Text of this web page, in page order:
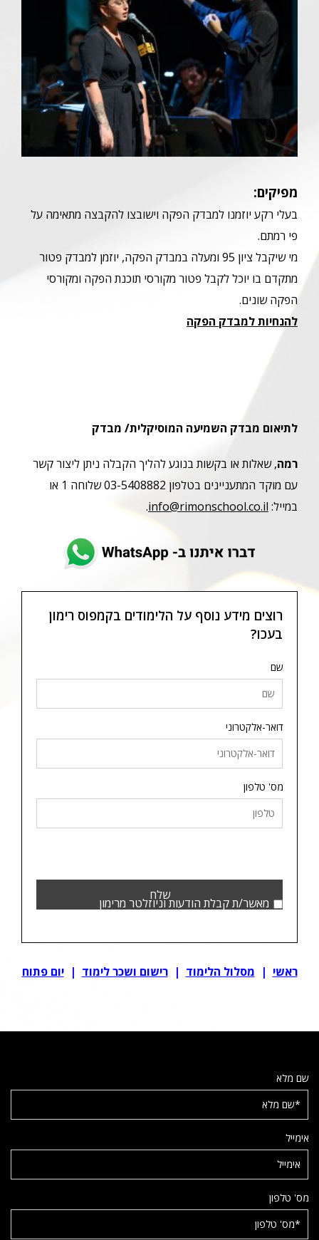
מפיקים:
בעלי רקע יוזמנו למבדק הפקה וישובצו להקבצה מתאימה על
פי רמתם.
מי שיקבל ציון 95 ומעלה במבדק הפקה, יוזמן למבדק פטור
מתקדם בו יוכל לקבל פטור מקורסי תוכנת הפקה ומקורסי
הפקה שונים.
להנחיות למבדק הפקה
לתיאום מבדק השמיעה המוסיקלית/ מבדק
רמה, שאלות או בקשות בנוגע להליך הקבלה ניתן ליצור קשר
עם מוקד המתעניינים בטלפון 03-5408882 שלוחה 1 או
במייל: info@rimonschool.co.il
.
רוצים מידע נוסף על הלימודים בקמפוס רימון
בעכו?
שם
דואר-אלקטרוני
מס' טלפון
מאשר/ת קבלת הודעות וניוזלטר מרימון
ראשי | מסלול הלימוד | רישום ושכר לימוד |יום פתוח
שם מלא
אימייל
מס' טלפון